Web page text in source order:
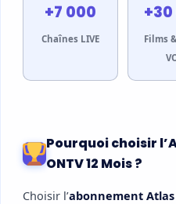
+7 000
Chaînes LIVE
Films
Pourquoi choisir
ONTV 12 Mois ?
Choisir l’abonnement Atlas